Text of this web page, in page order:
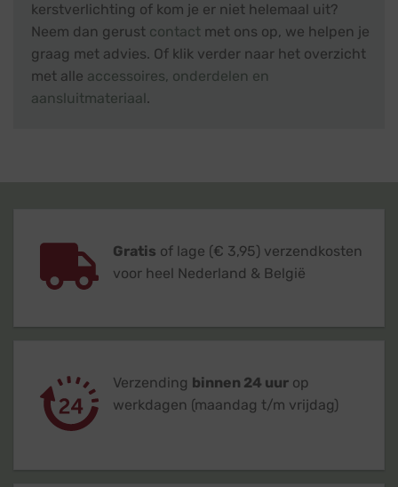
kerstverlichting of kom je er niet helemaal uit?
Neem dan gerust contact met ons op, we helpen je
graag met advies. Of klik verder naar het overzicht
met alle accessoires, onderdelen en
aansluitmateriaal .
Gratis of lage (€ 3,95) verzendkosten
voor heel Nederland & België
Verzending binnen 24 uur op
werkdagen (maandag t/m vrijdag)